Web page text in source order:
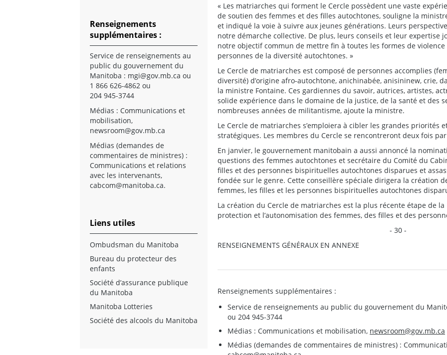
« Les matriarches qui forment le Cercle possèdent une vaste
de soutien des femmes et des filles autochtones, souligne la
et indiqué la voie à suivre aux jeunes générations. Leurs
notre démarche collective. De plus, leurs conseils et leur expertise
notre objectif commun de mettre fin à toutes les formes de
personnes de la diversité autochtones. »
Le Cercle de matriarches est composé de personnes accomplies
diversité) d’origine afro-autochtone, anichinabée, anisininew, crie,
la ministre Fontaine. Ces gardiennes du savoir, autrices, artistes,
solide expérience dans le domaine de la justice, de la santé et des
nombreuses années de militantisme, ajoute la ministre.
Le Cercle de matriarches s’emploiera à cibler les grandes priorités
stratégiques. Les membres du Cercle se rencontreront deux fois
En janvier, le gouvernement manitobain a aussi annoncé la
questions des femmes autochtones et secrétaire du Comité du
filles et des personnes bispirituelles autochtones disparues et
fondée sur le genre. Cette conseillère spéciale dirigera la création
femmes, les filles et les personnes bispirituelles autochtones
La création du Cercle de matriarches est la plus récente étape de
protection et l’autonomisation des femmes, des filles et des
- 30 -
RENSEIGNEMENTS GÉNÉRAUX EN ANNEXE
Renseignements supplémentaires :
Service de renseignements au public du gouvernement du
ou 204 945-3744
Médias : Communications et mobilisation, newsroom@gov.mb.ca
Médias (demandes de commentaires de ministres) :
Renseignements
supplémentaires :
Service de renseignements au
public du gouvernement du
Manitoba : mgi@gov.mb.ca ou
1 866 626-4862 ou
204 945-3744
Médias : Communications et
mobilisation,
newsroom@gov.mb.ca
Médias (demandes de
commentaires de ministres) :
Communications et relations
avec les intervenants,
cabcom@manitoba.ca.
Liens utiles
Ombudsman du Manitoba
Bureau du protecteur des
enfants
Société d’assurance publique
du Manitoba
Manitoba Lotteries
Société des alcools du Manitoba